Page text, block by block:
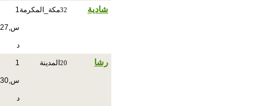
شادية 32مكة_المكرمة1
س,27
د
رشا 20 المدينة 1
س,30
د